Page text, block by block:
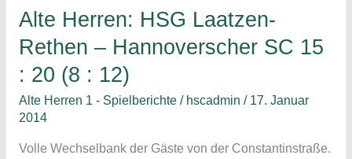
Hannoverscher
SC
–
TSV
Pattensen
30
18
Alte Herren: HSG Laatzen-
Rethen – Hannoverscher SC 15
: 20 (8 : 12)
Alte Herren 1 - Spielberichte/ hscadmin / 17. Januar
2014
Volle Wechselbank der Gäste von der Constantinstraße.